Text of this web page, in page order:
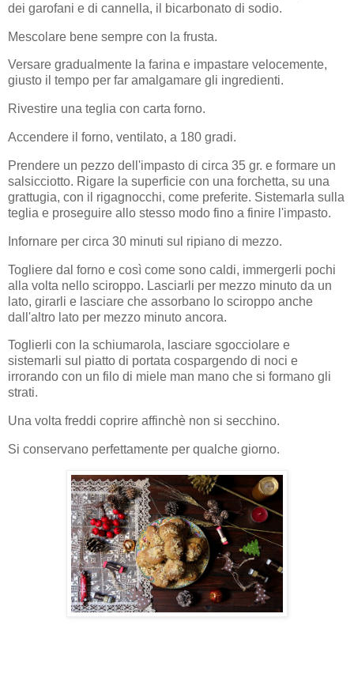
dei garofani e di cannella, il bicarbonato di sodio.
Mescolare bene sempre con la frusta.
Versare gradualmente la farina e impastare velocemente,
giusto il tempo per far amalgamare gli ingredienti.
Rivestire una teglia con carta forno.
Accendere il forno, ventilato, a 180 gradi.
Prendere un pezzo dell'impasto di circa 35 gr. e formare un
salsicciotto. Rigare la superficie con una forchetta, su una
grattugia, con il rigagnocchi, come preferite. Sistemarla sulla
teglia e proseguire allo stesso modo fino a finire l'impasto.
Infornare per circa 30 minuti sul ripiano di mezzo.
Togliere dal forno e così come sono caldi, immergerli pochi
alla volta nello sciroppo. Lasciarli per mezzo minuto da un
lato, girarli e lasciare che assorbano lo sciroppo anche
dall'altro lato per mezzo minuto ancora.
Toglierli con la schiumarola, lasciare sgocciolare e
sistemarli sul piatto di portata cospargendo di noci e
irrorando con un filo di miele man mano che si formano gli
strati.
Una volta freddi coprire affinchè non si secchino.
Si conservano perfettamente per qualche giorno.